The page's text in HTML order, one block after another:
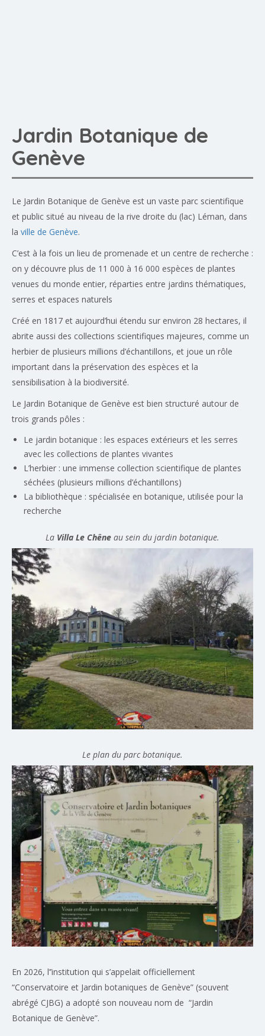
Jardin Botanique de
Genève
Le Jardin Botanique de Genève est un vaste parc scientifique
et public situé au niveau de la rive droite du (lac) Léman, dans
la ville de Genève.
C’est à la fois un lieu de promenade et un centre de recherche :
on y découvre plus de 11 000 à 16 000 espèces de plantes
venues du monde entier, réparties entre jardins thématiques,
serres et espaces naturels
Créé en 1817 et aujourd’hui étendu sur environ 28 hectares, il
abrite aussi des collections scientifiques majeures, comme un
herbier de plusieurs millions d’échantillons, et joue un rôle
important dans la préservation des espèces et la
sensibilisation à la biodiversité.
Le Jardin Botanique de Genève est bien structuré autour de
trois grands pôles :
Le jardin botanique : les espaces extérieurs et les serres
avec les collections de plantes vivantes
L’herbier : une immense collection scientifique de plantes
séchées (plusieurs millions d’échantillons)
La bibliothèque : spécialisée en botanique, utilisée pour la
recherche
La Villa Le Chêne au sein du jardin botanique.
Le plan du parc botanique.
En 2026, l’’institution qui s’appelait officiellement
“Conservatoire et Jardin botaniques de Genève” (souvent
abrégé CJBG) a adopté son nouveau nom de “Jardin
Botanique de Genève”.